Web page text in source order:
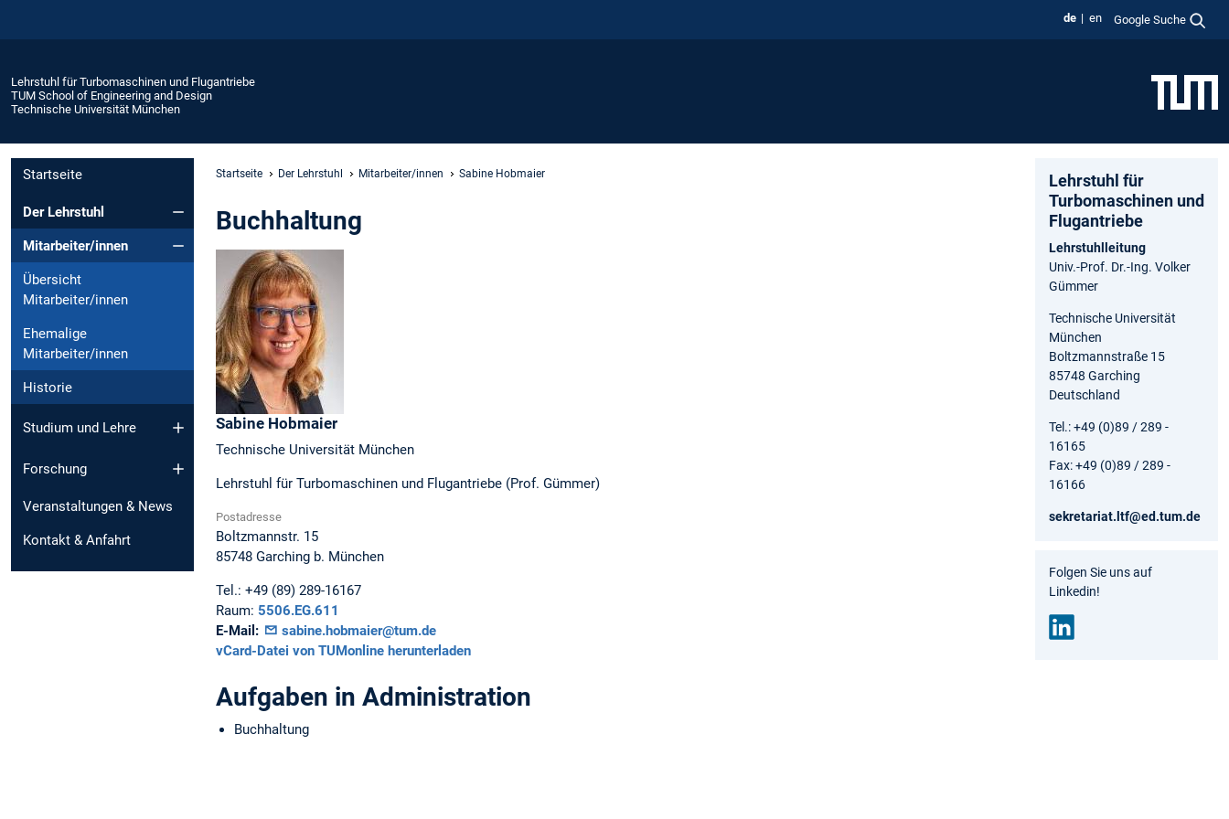
de en Google Suche
Lehrstuhl für Turbomaschinen und Flugantriebe
TUM School of Engineering and Design
Technische Universität München
Startseite
Der Lehrstuhl
Mitarbeiter/innen
Übersicht
Mitarbeiter/innen
Ehemalige
Mitarbeiter/innen
Historie
Studium und Lehre
Forschung
Veranstaltungen & News
Kontakt & Anfahrt
Startseite Der Lehrstuhl Mitarbeiter/innen Sabine Hobmaier
Buchhaltung
Sabine Hobmaier
Technische Universität München
Lehrstuhl für Turbomaschinen und Flugantriebe (Prof. Gümmer)
Postadresse
Boltzmannstr. 15
85748 Garching b. München
Tel.: +49 (89) 289-16167
Raum: 5506.EG.611
E-Mail:
sabine.hobmaier@tum.de
vCard-Datei von TUMonline herunterladen
Aufgaben in Administration
Buchhaltung
Lehrstuhl für
Turbomaschinen und
Flugantriebe
Lehrstuhlleitung
Univ.-Prof. Dr.-Ing. Volker
Gümmer
Technische Universität
München
Boltzmannstraße 15
85748 Garching
Deutschland
Tel.: +49 (0)89 / 289 -
16165
Fax: +49 (0)89 / 289 -
16166
sekretariat.ltf@ed.tum.de
Folgen Sie uns auf
Linkedin!